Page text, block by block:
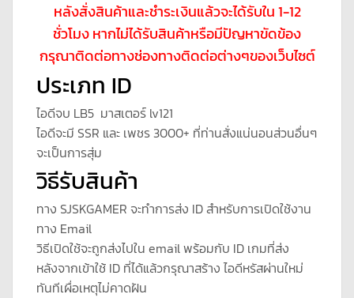
หลังสั่งสินค้าและชำระเงินแล้วจะได้รับใน 1-12
ชั่วโมง หากไม่ได้รับสินค้าหรือมีปัญหาขัดข้อง
กรุณาติดต่อทางช่องทางติดต่อต่างๆของเว็บไซต์
ประเภท ID
ไอดีจบ LB5 มาสเตอร์ lv121
ไอดีจะมี SSR และ เพชร 3000+ ที่ท่านสั่งแน่นอนส่วนอื่นๆ
จะเป็นการสุ่ม
วิธีรับสินค้า
ทาง SJSKGAMER จะทำการส่ง ID สำหรับการเปิดใช้งาน
ทาง Email
วิธีเปิดใช้จะถูกส่งไปใน email พร้อมกับ ID เกมที่ส่ง
หลังจากเข้าใช้ ID ที่ได้แล้วกรุณาสร้าง ไอดีหรัสผ่านใหม่
ทันทีเผื่อเหตุไม่คาดฝัน